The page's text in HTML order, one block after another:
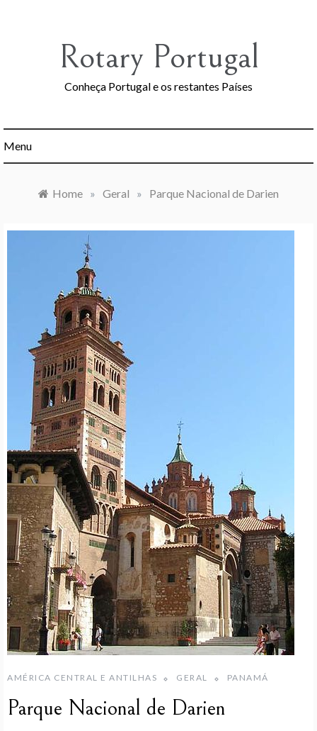
Rotary Portugal
Conheça Portugal e os restantes Países
Menu
Home » Geral » Parque Nacional de Darien
AMÉRICA CENTRAL E ANTILHAS GERAL PANAMÁ
Parque Nacional de Darien